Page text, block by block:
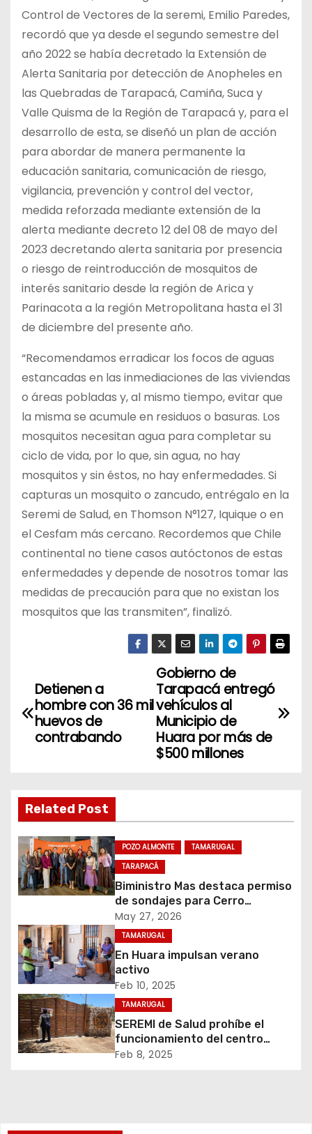
Control de Vectores de la seremi, Emilio Paredes,
recordó que ya desde el segundo semestre del
año 2022 se había decretado la Extensión de
Alerta Sanitaria por detección de Anopheles en
las Quebradas de Tarapacá, Camiña, Suca y
Valle Quisma de la Región de Tarapacá y, para el
desarrollo de esta, se diseñó un plan de acción
para abordar de manera permanente la
educación sanitaria, comunicación de riesgo,
vigilancia, prevención y control del vector,
medida reforzada mediante extensión de la
alerta mediante decreto 12 del 08 de mayo del
2023 decretando alerta sanitaria por presencia
o riesgo de reintroducción de mosquitos de
interés sanitario desde la región de Arica y
Parinacota a la región Metropolitana hasta el 31
de diciembre del presente año.
“Recomendamos erradicar los focos de aguas
estancadas en las inmediaciones de las viviendas
o áreas pobladas y, al mismo tiempo, evitar que
la misma se acumule en residuos o basuras. Los
mosquitos necesitan agua para completar su
ciclo de vida, por lo que, sin agua, no hay
mosquitos y sin éstos, no hay enfermedades. Si
capturas un mosquito o zancudo, entrégalo en la
Seremi de Salud, en Thomson N°127, Iquique o en
el Cesfam más cercano. Recordemos que Chile
continental no tiene casos autóctonos de estas
enfermedades y depende de nosotros tomar las
medidas de precaución para que no existan los
mosquitos que las transmiten”, finalizó.
N
a
g
a
c
i
n
d
e
e
n
Gobierno de
Tarapacá entregó
vehículos al
Municipio de
Huara por más de
$500 millones
Detienen a
hombre con 36 mil
huevos de
contrabando
Related Post
POZO ALMONTE
TAMARUGAL
TARAPACÁ
Biministro Mas destaca permiso
de sondajes para Cerro
Colorado
May 27, 2026
TAMARUGAL
En Huara impulsan verano
activo
Feb 10, 2025
TAMARUGAL
SEREMI de Salud prohíbe el
funcionamiento del centro
recreativo Tantakuy
Feb 8, 2025